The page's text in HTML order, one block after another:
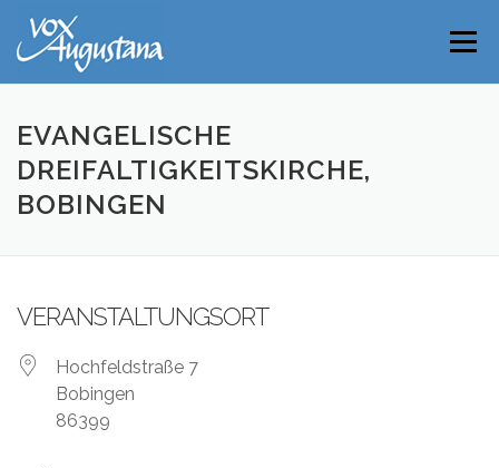
Inhalt
Menü
EVANGELISCHE
DREIFALTIGKEITSKIRCHE,
BOBINGEN
VERANSTALTUNGSORT
Hochfeldstraße 7
Bobingen
86399